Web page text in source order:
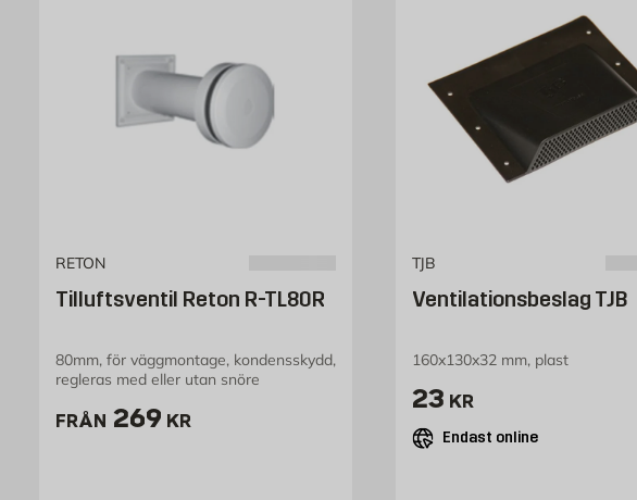
RETON
Tilluftsventil Reton R-TL80R
80mm, för väggmontage, kondensskydd,
regleras med eller utan snöre
FRÅN Pris 269 kr
269 KR
TJB
Ventilationsbeslag TJB
160x130x32 mm, plast
Pris 23 kr
23 KR
Endast online